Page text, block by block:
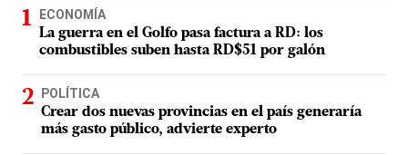
ECONOMÍA
La guerra en el Golfo pasa factura a RD: los
combustibles suben hasta RD$51 por galón
POLÍTICA
Crear dos nuevas provincias en el país generaría
más gasto público, advierte experto